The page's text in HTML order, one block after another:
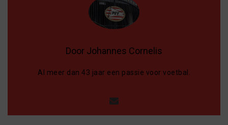
Door Johannes Cornelis
Al meer dan 43 jaar een passie voor voetbal.